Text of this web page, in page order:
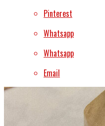
Pinterest
Whatsapp
Whatsapp
Email